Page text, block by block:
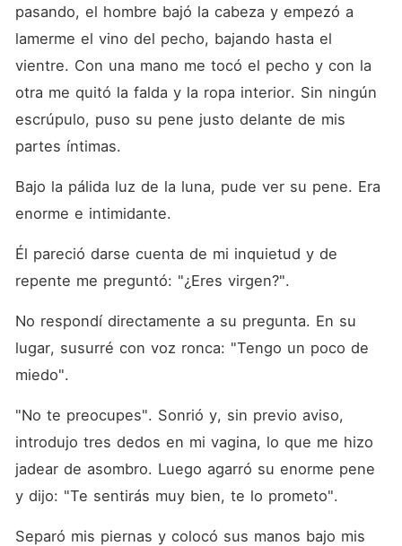
pasando, el hombre bajó la cabeza y empezó a
lamerme el vino del pecho, bajando hasta el
vientre. Con una mano me tocó el pecho y con la
otra me quitó la falda y la ropa interior. Sin ningún
escrúpulo, puso su pene justo delante de mis
partes íntimas.
Bajo la pálida luz de la luna, pude ver su pene. Era
enorme e intimidante.
Él pareció darse cuenta de mi inquietud y de
repente me preguntó: "¿Eres virgen?".
No respondí directamente a su pregunta. En su
lugar, susurré con voz ronca: "Tengo un poco de
miedo".
"No te preocupes". Sonrió y, sin previo aviso,
introdujo tres dedos en mi vagina, lo que me hizo
jadear de asombro. Luego agarró su enorme pene
y dijo: "Te sentirás muy bien, te lo prometo".
Separó mis piernas y colocó sus manos bajo mis